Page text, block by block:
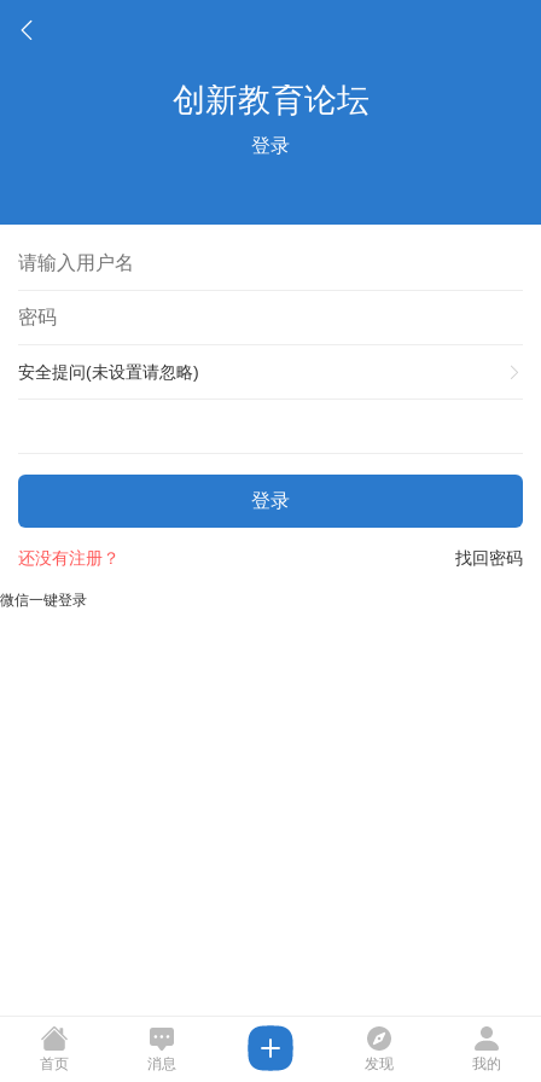
登录
安全提问(未设置请忽略)
登录
找回密码
还没有注册？
微信一键登录
首页 消息 发现 我的